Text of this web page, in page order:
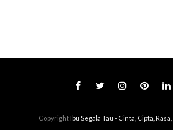
Copyright Ibu Segala Tau - Cinta, Cipta,